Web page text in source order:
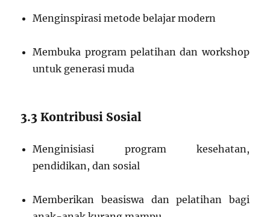
Menginspirasi metode belajar modern
Membuka program pelatihan dan workshop
untuk generasi muda
3.3 Kontribusi Sosial
Menginisiasi program kesehatan,
pendidikan, dan sosial
Memberikan beasiswa dan pelatihan bagi